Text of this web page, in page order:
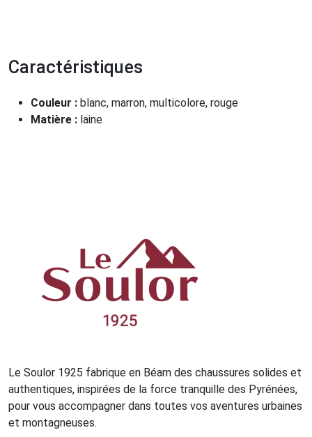
Caractéristiques
Couleur : blanc, marron, multicolore, rouge
Matière : laine
Le Soulor 1925 fabrique en Béarn des chaussures solides et
authentiques, inspirées de la force tranquille des Pyrénées,
pour vous accompagner dans toutes vos aventures urbaines
et montagneuses.